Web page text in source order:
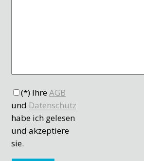
(*) IhreAGB
und Datenschutz
habe ich gelesen
und akzeptiere
sie.